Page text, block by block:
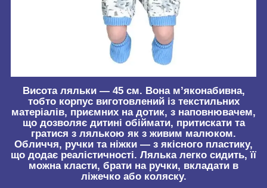
Висота ляльки — 45 см. Вона м’яконабивна,
тобто корпус виготовлений із текстильних
матеріалів, приємних на дотик, з наповнювачем,
що дозволяє дитині обіймати, притискати та
гратися з лялькою як з живим малюком.
Обличчя, ручки та ніжки — з якісного пластику,
що додає реалістичності. Лялька легко сидить, її
можна класти, брати на ручки, вкладати в
ліжечко або коляску.